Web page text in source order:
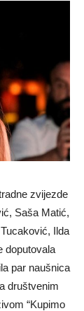
zvijezde
Saša Matić,
Ilda
doputovala
par naušnica
društvenim
“Kupimo